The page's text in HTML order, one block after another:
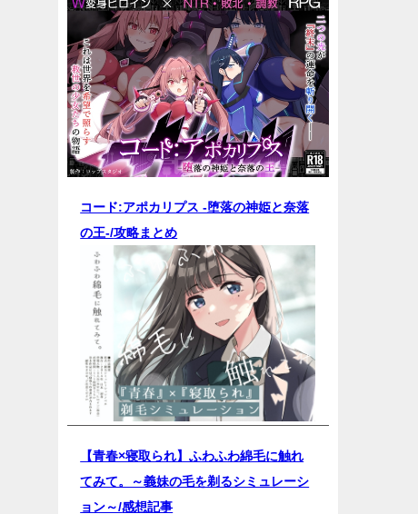
コード:アポカリプス -堕落の神姫と奈落
の王-/攻略まとめ
【青春×寝取られ】ふわふわ綿毛に触れ
てみて。～義妹の毛を剃るシミュレーシ
ョン～/感想記事